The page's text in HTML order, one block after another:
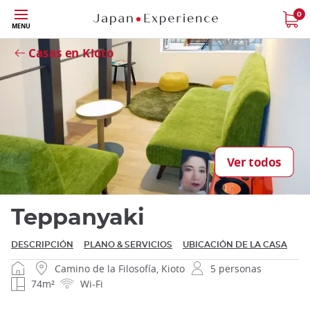
Tamaño
MENU
0
Casas en Kioto
Ver todos
Close
Teppanyaki
DESCRIPCIÓN PLANO & SERVICIOS UBICACIÓN DE LA CASA
Camino de la Filosofía, Kioto
5 personas
74m²
Wi-Fi
Cerrar